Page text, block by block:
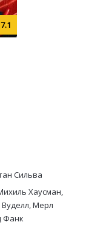
7.1
Сильва
Хаусман,
Мерл
Фанк